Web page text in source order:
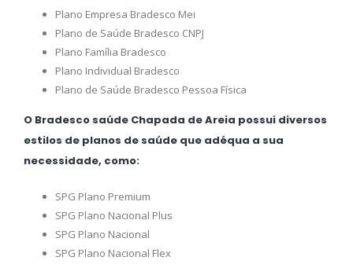
Plano Empresa Bradesco Mei
Plano de Saúde Bradesco CNPJ
Plano Família Bradesco
Plano Individual Bradesco
Plano de Saúde Bradesco Pessoa Física
O Bradesco saúde Chapada de Areia possui diversos
estilos de planos de saúde que adéqua a sua
necessidade, como:
SPG Plano Premium
SPG Plano Nacional Plus
SPG Plano Nacional
SPG Plano Nacional Flex